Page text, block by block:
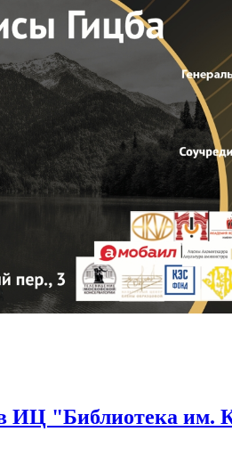
в ИЦ "Библиотека им.